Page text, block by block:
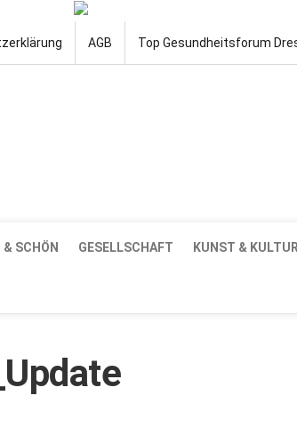
AGB Top Gesundheitsforum
& SCHÖN GESELLSCHAFT KUNST & KULTUR